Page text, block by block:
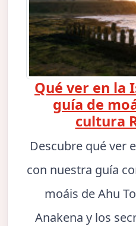
Qué ver en la
guía de
cultura
Descubre qué ver
con nuestra guía
moáis de Ahu
Anakena y los